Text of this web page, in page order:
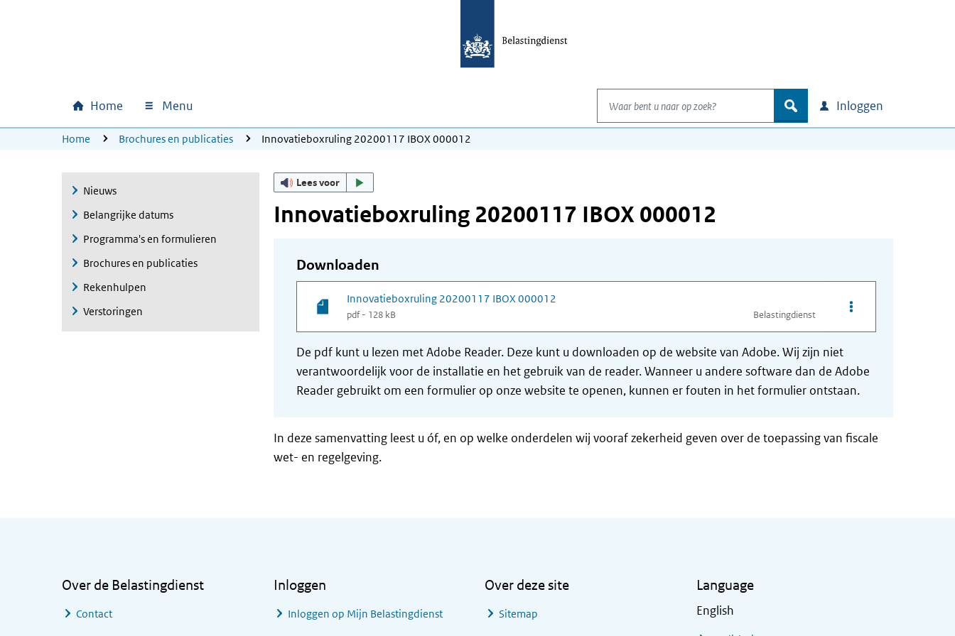
Hoofdnavigatie
Home Menu
Waar bent u naar op zoek?
zoek Inloggen
U bevindt zich hier:
Home Brochures en publicaties Innovatieboxruling 20200117 IBOX 000012
Nieuws
Belangrijke datums
Programma's en formulieren
Brochures en publicaties
Rekenhulpen
Verstoringen
Lees voor
Innovatieboxruling 20200117 IBOX 000012
Downloaden
Innovatieboxruling 20200117 IBOX 000012
pdf - 128 kB Belastingdienst
Opties van bestand
De pdf kunt u lezen met Adobe Reader. Deze kunt u downloaden op de website van Adobe. Wij zijn niet
verantwoordelijk voor de installatie en het gebruik van de reader. Wanneer u andere software dan de Adobe
Reader gebruikt om een formulier op onze website te openen, kunnen er fouten in het formulier ontstaan.
In deze samenvatting leest u óf, en op welke onderdelen wij vooraf zekerheid geven over de toepassing van fiscale
wet- en regelgeving.
Over de Belastingdienst
Contact
Inloggen
Inloggen op Mijn Belastingdienst
Over deze site
Sitemap
Language
English